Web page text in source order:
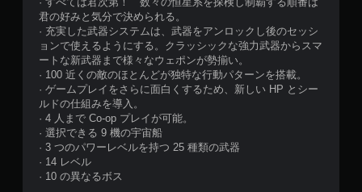
君の好みと気分で決められる。
· 充実した武器システムは、武器をアンロックし後のセッシ
ョンで使えるようにする。クラッシックな強力武器からスマ
ートな新武器まで様々なウェポンが勢揃い。
· 100 近くの敵のほとんどが独特な行動パターンを搭載。
· ゲームプレイをさらに面白くするため、新しい HP とシー
ルドの仕組みを導入。
· 4 人まで Co-op プレイが可能。
· 選択できる 9 機の宇宙船
· 3 つのパワーレベルを持つ 25 種類の武器
· 14 レベル
· 10 の異なるボス